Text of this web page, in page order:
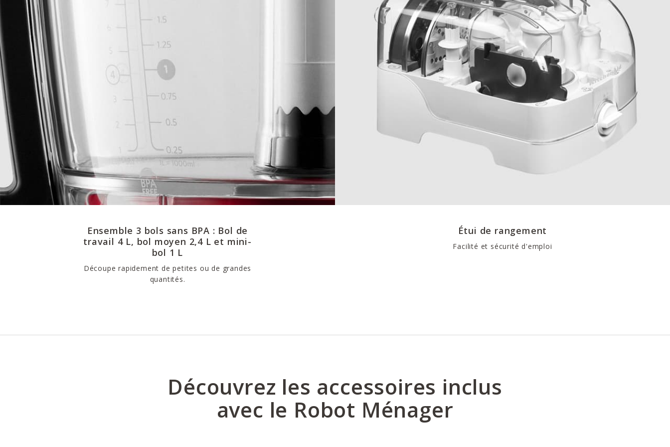
Ensemble 3 bols sans BPA : Bol de
travail 4 L, bol moyen 2,4 L et mini-
bol 1 L
Découpe rapidement de petites ou de grandes
quantités.
Étui de rangement
Facilité et sécurité d'emploi
Découvrez les accessoires inclus
avec le Robot Ménager